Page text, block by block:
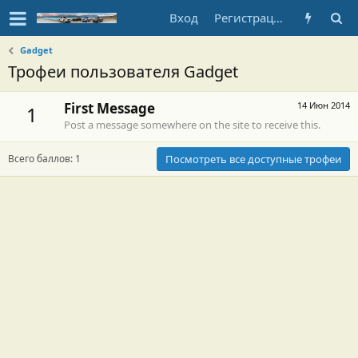
Вход Регистрация
Gadget
Трофеи пользователя Gadget
1 14 Июн 2014
First Message
Post a message somewhere on the site to receive this.
Всего баллов: 1 Посмотреть все доступные трофеи